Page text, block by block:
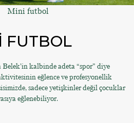
Mini futbol
FUTBOL
kalbinde adeta “spor” diye
eğlence ve profesyonellik
sadece yetişkinler değil çocuklar
eğlenebiliyor.